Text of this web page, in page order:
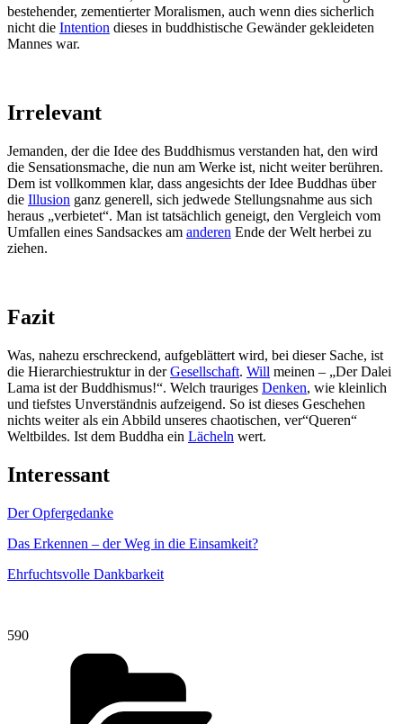
bestehender, zementierter Moralismen, auch wenn dies sicherlich
nicht die Intention dieses in buddhistische Gewänder gekleideten
Mannes war.
Irrelevant
Jemanden, der die Idee des Buddhismus verstanden hat, den wird
die Sensationsmache, die nun am Werke ist, nicht weiter berühren.
Dem ist vollkommen klar, dass angesichts der Idee Buddhas über
die Illusion ganz generell, sich jedwede Stellungsnahme aus sich
heraus „verbietet“. Man ist tatsächlich geneigt, den Vergleich vom
Umfallen eines Sandsackes am anderen Ende der Welt herbei zu
ziehen.
Fazit
Was, nahezu erschreckend, aufgeblättert wird, bei dieser Sache, ist
die Hierarchiestruktur in derGesellschaft. Will meinen – „Der Dalei
Lama ist der Buddhismus!“. Welch trauriges Denken, wie kleinlich
und tiefstes Unverständnis aufzeigend. So ist dieses Geschehen
nichts weiter als ein Abbild unseres chaotischen, ver“Queren“
Weltbildes. Ist dem Buddha ein Lächeln wert.
Interessant
Der Opfergedanke
Das Erkennen – der Weg in die Einsamkeit?
Ehrfuchtsvolle Dankbarkeit
590